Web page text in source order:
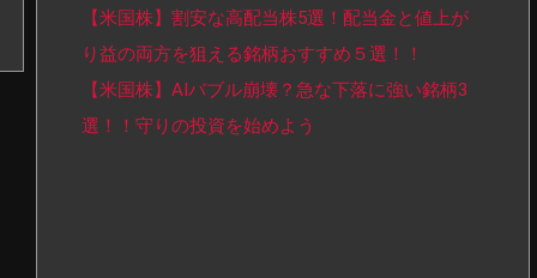
【米国株】割安な高配当株5選！配当金と値上が
り益の両方を狙える銘柄おすすめ５選！！
【米国株】AIバブル崩壊？急な下落に強い銘柄3
選！！守りの投資を始めよう